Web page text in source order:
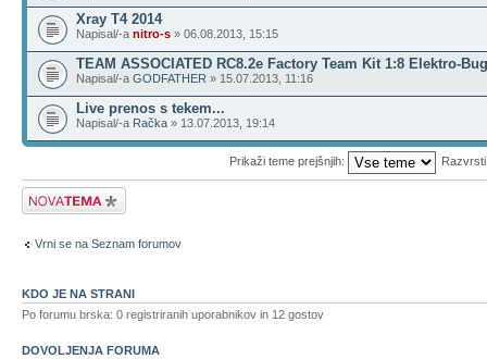
Xray T4 2014
Napisal/-a nitro-s » 06.08.2013, 15:15
TEAM ASSOCIATED RC8.2e Factory Team Kit 1:8 Elektro-
Napisal/-a GODFATHER » 15.07.2013, 11:16
Live prenos s tekem...
Napisal/-a Račka » 13.07.2013, 19:14
Prikaži teme prejšnjih:
Napiši novo temo
Vrni se na Seznam forumov
KDO JE NA STRANI
Po forumu brska: 0 registriranih uporabnikov in 12 gostov
DOVOLJENJA FORUMA